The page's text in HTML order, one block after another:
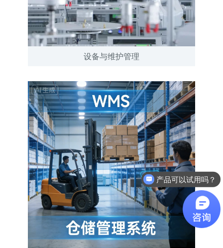
设备与维护管理
产品可以试用吗？